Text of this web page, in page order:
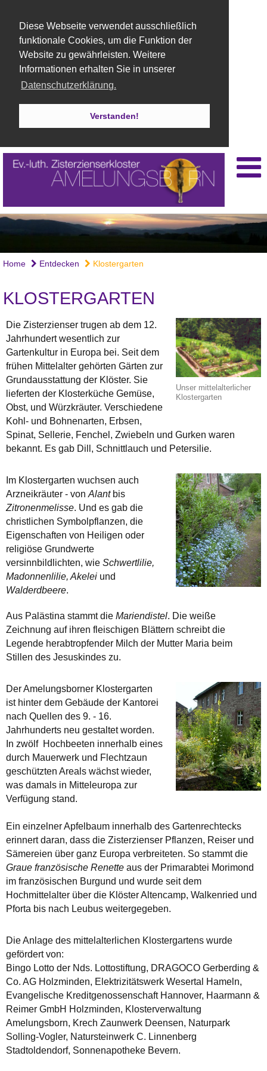
Diese Webseite verwendet ausschließlich
funktionale Cookies, um die Funktion der
Website zu gewährleisten. Weitere
Informationen erhalten Sie in unserer
Datenschutzerklärung.
Verstanden!
Home Entdecken Klostergarten
KLOSTERGARTEN
Unser mittelalterlicher
Klostergarten
Die Zisterzienser trugen ab dem 12.
Jahrhundert wesentlich zur
Gartenkultur in Europa bei. Seit dem
frühen Mittelalter gehörten Gärten zur
Grundausstattung der Klöster. Sie
lieferten der Klosterküche Gemüse,
Obst, und Würzkräuter. Verschiedene
Kohl- und Bohnenarten, Erbsen,
Spinat, Sellerie, Fenchel, Zwiebeln und Gurken waren
bekannt. Es gab Dill, Schnittlauch und Petersilie.
Im Klostergarten wuchsen auch
Arzneikräuter - von Alant bis
Zitronenmelisse. Und es gab die
christlichen Symbolpflanzen, die
Eigenschaften von Heiligen oder
religiöse Grundwerte
versinnbildlichten, wie Schwertlilie,
Madonnenlilie, Akelei und
Walderdbeere.
Aus Palästina stammt die Mariendistel. Die weiße
Zeichnung auf ihren fleischigen Blättern schreibt die
Legende herabtropfender Milch der Mutter Maria beim
Stillen des Jesuskindes zu.
Der Amelungsborner Klostergarten
ist hinter dem Gebäude der Kantorei
nach Quellen des 9. - 16.
Jahrhunderts neu gestaltet worden.
In zwölf Hochbeeten innerhalb eines
durch Mauerwerk und Flechtzaun
geschützten Areals wächst wieder,
was damals in Mitteleuropa zur
Verfügung stand.
Ein einzelner Apfelbaum innerhalb des Gartenrechtecks
erinnert daran, dass die Zisterzienser Pflanzen, Reiser und
Sämereien über ganz Europa verbreiteten. So stammt die
Graue französische Renette aus der Primarabtei Morimond
im französischen Burgund und wurde seit dem
Hochmittelalter über die Klöster Altencamp, Walkenried und
Pforta bis nach Leubus weitergegeben.
Die Anlage des mittelalterlichen Klostergartens wurde
gefördert von:
Bingo Lotto der Nds. Lottostiftung, DRAGOCO Gerberding &
Co. AG Holzminden, Elektrizitätswerk Wesertal Hameln,
Evangelische Kreditgenossenschaft Hannover, Haarmann &
Reimer GmbH Holzminden, Klosterverwaltung
Amelungsborn, Krech Zaunwerk Deensen, Naturpark
Solling-Vogler, Natursteinwerk C. Linnenberg
Stadtoldendorf, Sonnenapotheke Bevern.